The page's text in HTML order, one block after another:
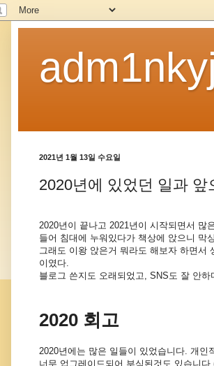
adm1nkyj
2021년 1월 13일 수요일
2020년에 있었던 일과 앞
2020년이 끝나고 2021년이 시작되면서 많
들어 침대에 누워있다가 책상에 앉으니 막
그래도 이왕 앉은거 뭐라도 해보자 하면서
이였다.
블로그 쓴지도 오래되었고, SNS도 잘 안
2020 회고
2020년에는 많은 일들이 있었습니다. 개
너무 업그레이드되어 부식된것도 있습니다